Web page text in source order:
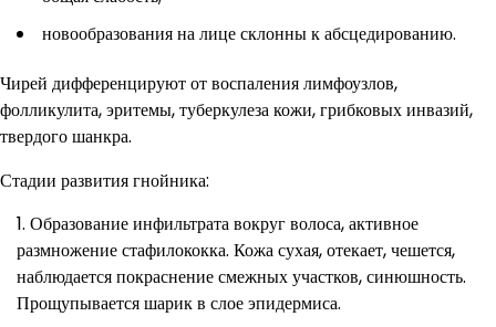
новообразования на лице склонны к абсцедированию.
Чирей дифференцируют от воспаления лимфоузлов,
фолликулита, эритемы, туберкулеза кожи, грибковых инвазий,
твердого шанкра.
Стадии развития гнойника:
Образование инфильтрата вокруг волоса, активное
размножение стафилококка. Кожа сухая, отекает, чешется,
наблюдается покраснение смежных участков, синюшность.
Прощупывается шарик в слое эпидермиса.